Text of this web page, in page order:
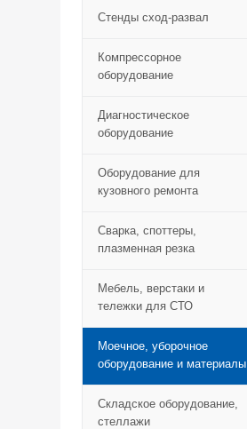
Стенды сход-развал
Компрессорное
оборудование
Диагностическое
оборудование
Оборудование для
кузовного ремонта
Сварка, споттеры,
плазменная резка
Мебель, верстаки и
тележки для СТО
Моечное, уборочное
оборудование и материалы
Складское оборудование,
стеллажи